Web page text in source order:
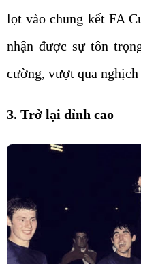
lọt vào chung kết FA
nhận được sự tôn
cường, vượt qua nghịch
3. Trở lại đỉnh cao